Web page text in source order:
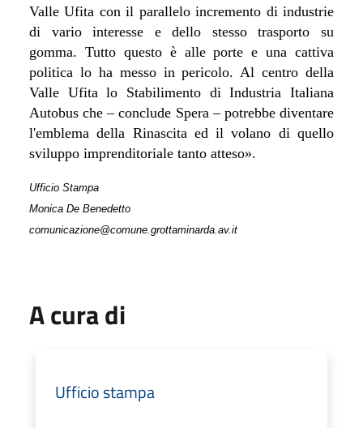
Valle Ufita con il parallelo incremento di industrie
di vario interesse e dello stesso trasporto su
gomma. Tutto questo è alle porte e una cattiva
politica lo ha messo in pericolo. Al centro della
Valle Ufita lo Stabilimento di Industria Italiana
Autobus che – conclude Spera – potrebbe diventare
l'emblema della Rinascita ed il volano di quello
sviluppo imprenditoriale tanto atteso».
Ufficio Stampa
Monica De Benedetto
comunicazione@comune.grottaminarda.av.it
A cura di
Ufficio stampa